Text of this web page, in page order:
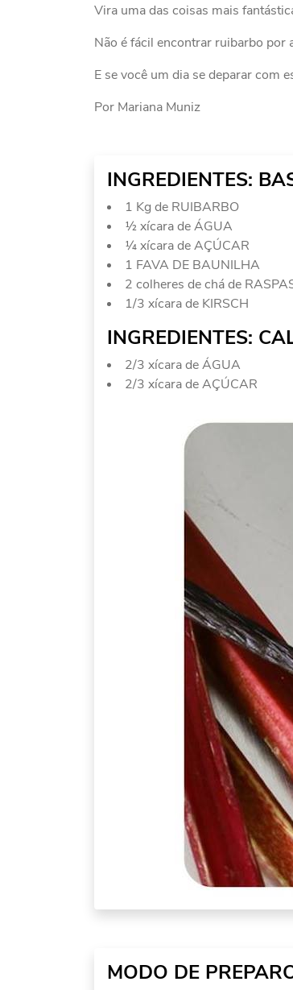
Vira uma das coisas mais
Não é fácil encontrar ruibarbo por
E se você um dia se deparar com
Por Mariana Muniz
INGREDIENTES:
1 Kg de RUIBARBO
½ xícara de ÁGUA
¼ xícara de AÇÚCAR
1 FAVA DE BAUNILHA
2 colheres de chá de
1/3 xícara de KIRSCH
INGREDIENTES:
2/3 xícara de ÁGUA
2/3 xícara de AÇÚCAR
MODO DE